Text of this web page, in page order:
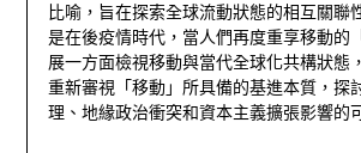
比喻，旨在探索全球流動狀態的相互關聯
是在後疫情時代，當人們再度重享移動的
展一方面檢視移動與當代全球化共構狀態
重新審視「移動」所具備的基進本質，探
理、地緣政治衝突和資本主義擴張影響的